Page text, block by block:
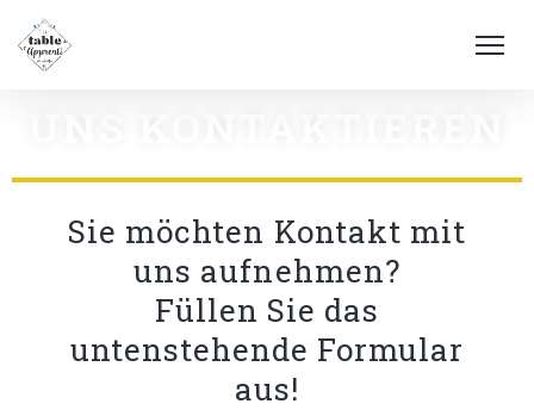
Sie möchten Kontakt mit
uns aufnehmen?
Füllen Sie das
untenstehende Formular
aus!